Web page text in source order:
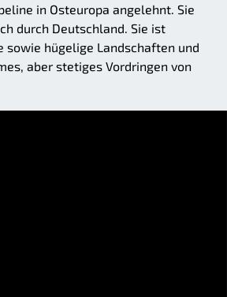
in Osteuropa angelehnt. Sie
durch Deutschland. Sie ist
hügelige Landschaften und
aber stetiges Vordringen von